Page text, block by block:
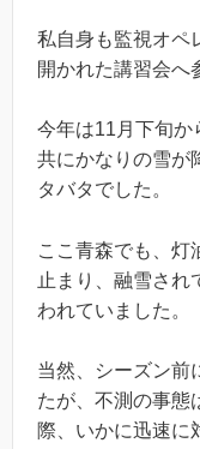
私自身も監視オペ
開かれた講習会へ
今年は11月下旬か
共にかなりの雪が
タバタでした。
ここ青森でも、灯
止まり、融雪され
われていました。
当然、シーズン前
たが、不測の事態
際、いかに迅速に